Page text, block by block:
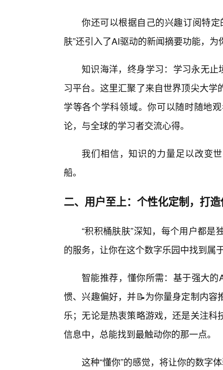
你还可以根据自己的兴趣订阅特
肤”还引入了AI驱动的新闻摘要功能，
知识海洋，终身学习：学习永无止
习平台。这里汇聚了来自世界顶尖大
学等各个学科领域。你可以随时随地
论，与全球的学习者交流心得。
我们相信，知识的力量足以改变
船。
二、用户至上：个性化定制，打
“积积桶肤肤”深知，每个用户都
的服务，让你在这个数字乐园中找到属
智能推荐，懂你所需：基于强大的
惯、兴趣偏好，并📝为你量身定制内
乐；无论是热衷策略游戏，还是关注
信息中，总能找到最触动你的那一点。
这种“懂你”的感觉，将让你的数字